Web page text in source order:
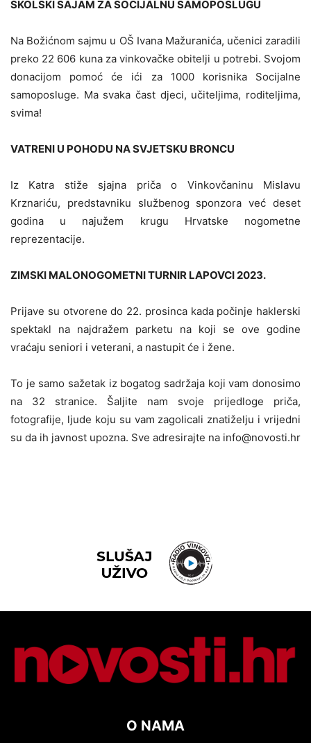
ŠKOLSKI SAJAM ZA SOCIJALNU SAMOPOSLUGU
Na Božićnom sajmu u OŠ Ivana Mažuranića, učenici zaradili
preko 22 606 kuna za vinkovačke obitelji u potrebi. Svojom
donacijom pomoć će ići za 1000 korisnika Socijalne
samoposluge. Ma svaka čast djeci, učiteljima, roditeljima,
svima!
VATRENI U POHODU NA SVJETSKU BRONCU
Iz Katra stiže sjajna priča o Vinkovčaninu Mislavu
Krznariću, predstavniku službenog sponzora već deset
godina u najužem krugu Hrvatske nogometne
reprezentacije.
ZIMSKI MALONOGOMETNI TURNIR LAPOVCI 2023.
Prijave su otvorene do 22. prosinca kada počinje haklerski
spektakl na najdražem parketu na koji se ove godine
vraćaju seniori i veterani, a nastupit će i žene.
To je samo sažetak iz bogatog sadržaja koji vam donosimo
na 32 stranice. Šaljite nam svoje prijedloge priča,
fotografije, ljude koju su vam zagolicali znatiželju i vrijedni
su da ih javnost upozna. Sve adresirajte na info@novosti.hr
O NAMA